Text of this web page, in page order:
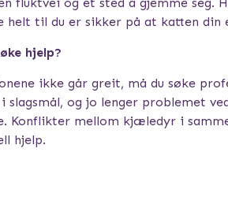
helt til du er sikker på at katten din
hjelp?
ikke går greit, må du søke
slagsmål, og jo lenger problemet
Konflikter mellom kjæledyr i
hjelp.